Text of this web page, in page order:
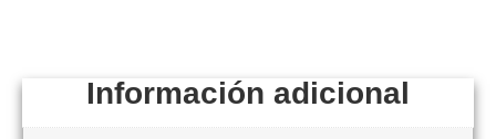
Información adicional